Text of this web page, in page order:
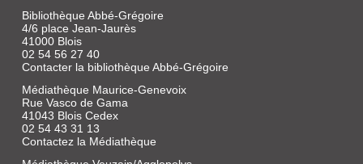
Bibliothèque Abbé-Grégoire
4/6 place Jean-Jaurès
41000 Blois
02 54 56 27 40
Contacter la bibliothèque Abbé-Grégoire
Médiathèque Maurice-Genevoix
Rue Vasco de Gama
41043 Blois Cedex
02 54 43 31 13
Contactez la Médiathèque